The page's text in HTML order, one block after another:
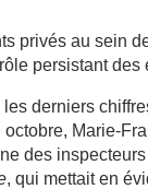
privés au sein
persistant des
derniers
Marie-
des
, qui mettait en